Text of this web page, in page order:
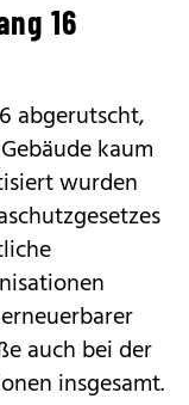
16
abgerutscht,
kaum
wurden
auch bei der
insgesamt.